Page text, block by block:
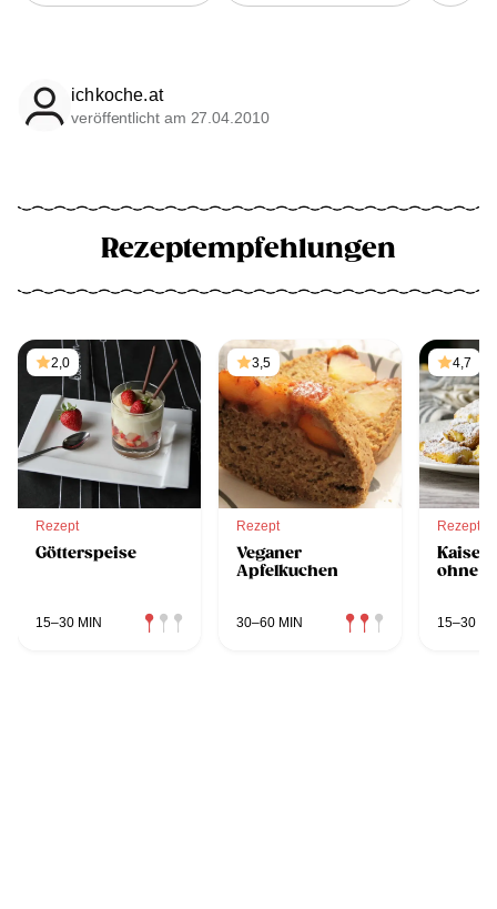
ichkoche.at
veröffentlicht am 27.04.2010
Rezeptempfehlungen
2,0
Rezept
Götterspeise
15–30 MIN
3,5
Rezept
Veganer
Apfelkuchen
30–60 MIN
4,7
Rezept
ohne
15–30